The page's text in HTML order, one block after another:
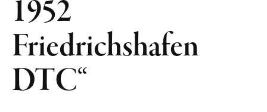
1952
Friedrichshafen
DTC“